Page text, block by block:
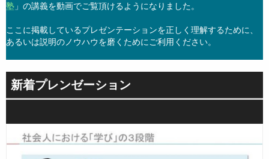
塾 」の講義を動画でご覧頂けるようになりました。
ここに掲載しているプレゼンテーションを正しく理解するために、
あるいは説明のノウハウを磨くためにご利用ください。
新着プレンゼーション